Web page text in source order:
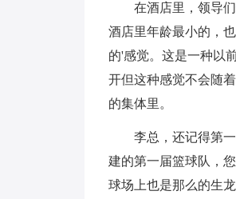
在酒店里，领导
酒店里年龄最小的，
的'感觉。这是一种以
开但这种感觉不会随
的集体里。
李总，还记得第
建的第一届篮球队，
球场上也是那么的生